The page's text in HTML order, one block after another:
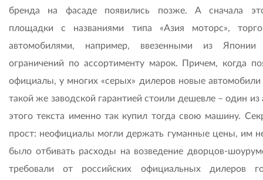
бренда на фасаде появились позже. А сначала
площадки с названиями типа «Азия моторс»,
автомобилями, например, ввезенными из
ограничений по ассортименту марок. Причем, когда
официалы, у многих «серых» дилеров новые автомобили
такой же заводской гарантией стоили дешевле – один из
этого текста именно так купил тогда свою машину.
прост: неофициалы могли держать гуманные цены, им
было отбивать расходы на возведение дворцов-
требовали от российских официальных дилеров